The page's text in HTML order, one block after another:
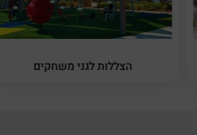
הצללות לגני משחקים